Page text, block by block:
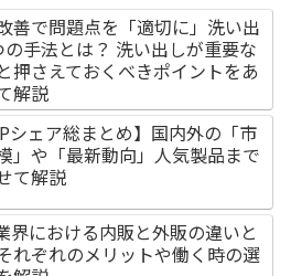
善で問題点を「適切に」洗い出
の手法とは？ 洗い出しが重要な
押さえておくべきポイントをあ
解説
シェア総まとめ】国内外の「市
」や「最新動向」人気製品まで
て解説
界における内販と外販の違いと
れぞれのメリットや働く時の選